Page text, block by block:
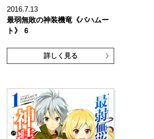
2016.7.13
最弱無敗の神装機竜《バハムー
ト》
6
詳しく見る